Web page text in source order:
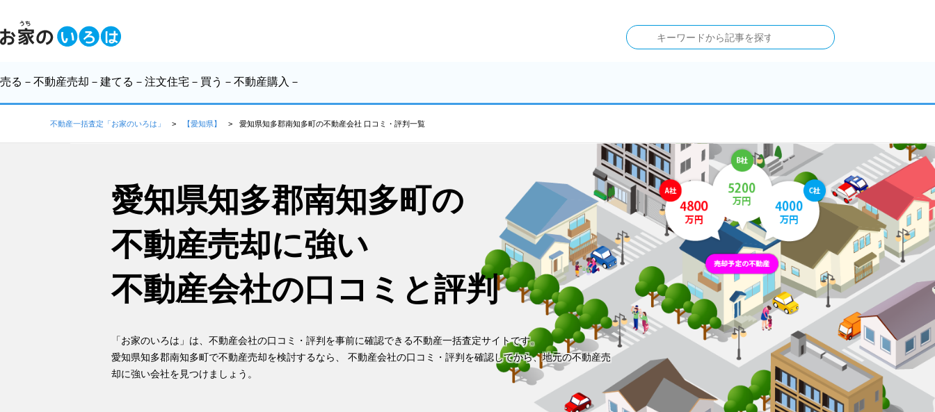
売る －不動産売却－ 建てる －注文住宅－ 買う －不動産購入－
不動産一括査定「お家のいろは」 【愛知県】 愛知県知多郡南知多町の不動産会社 口コミ・評判一覧
愛知県知多郡南知多町の
不動産売却に強い
不動産会社の口コミと評判
「お家のいろは」は、不動産会社の口コミ・評判を事前に確認できる不動産一括査定サイトです。
愛知県知多郡南知多町で不動産売却を検討するなら、 不動産会社の口コミ・評判を確認してから、地元の不動産売
却に強い会社を見つけましょう。